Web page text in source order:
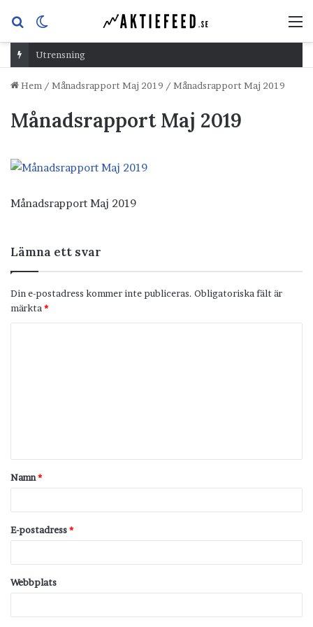
Sök
efterskin
Utrensning
Hem / Månadsrapport Maj 2019 / Månadsrapport Maj 2019
Månadsrapport Maj 2019
Månadsrapport Maj 2019
Lämna ett svar
Din e-postadress kommer inte publiceras. Obligatoriska fält är
märkta *
t
a
Namn*
E-postadress*
Webbplats